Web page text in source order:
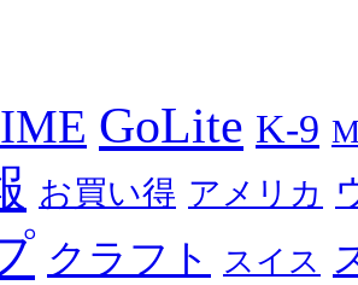
GoLite K-9
お買い得 アメリカ
クラフト スイス